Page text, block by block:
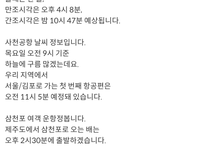
만조시각은 오후 4시 8분,
간조시각은 밤 10시 47분 예상됩니다.
사천공항 날씨 정보입니다.
목요일 오전 9시 기준
하늘에 구름 많겠는데요.
우리 지역에서
서울/김포로 가는 첫 번째 항공편은
오전 11시 5분 예정돼 있습니다.
삼천포 여객 운항정봅니다.
제주도에서 삼천포로 오는 배는
오후 2시30분에 출발하겠습니다.